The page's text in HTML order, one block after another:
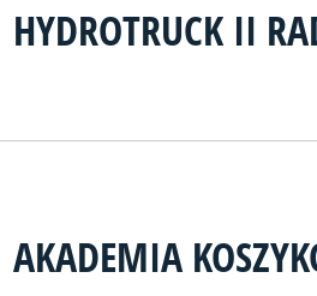
HYDROTRUCK II
AKADEMIA